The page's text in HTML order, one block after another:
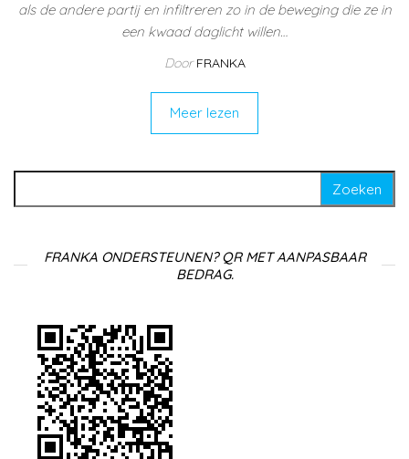
als de andere partij en infiltreren zo in de beweging die ze in
een kwaad daglicht willen…
Door FRANKA
Meer lezen
FRANKA ONDERSTEUNEN? QR MET AANPASBAAR
BEDRAG.